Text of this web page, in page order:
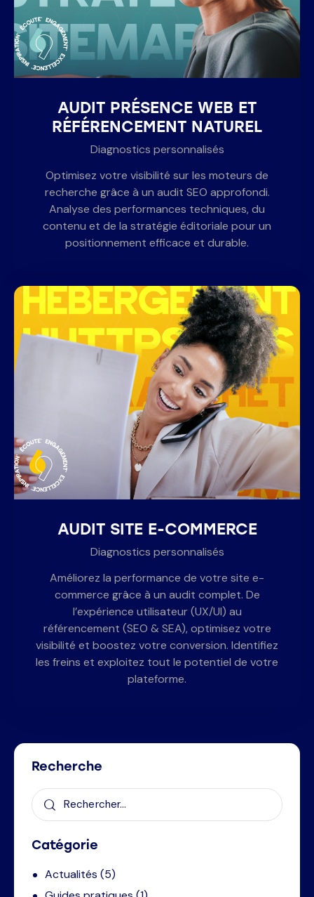
AUDIT PRÉSENCE WEB ET
RÉFÉRENCEMENT NATUREL
Diagnostics personnalisés
Optimisez votre visibilité sur les moteurs de
recherche grâce à un audit SEO approfondi.
Analyse des performances techniques, du
contenu et de la stratégie éditoriale pour un
positionnement efficace et durable.
AUDIT SITE E-COMMERCE
Diagnostics personnalisés
Améliorez la performance de votre site e-
commerce grâce à un audit complet. De
l’expérience utilisateur (UX/UI) au
référencement (SEO & SEA), optimisez votre
visibilité et boostez votre conversion. Identifiez
les freins et exploitez tout le potentiel de votre
plateforme.
Recherche
Catégorie
Actualités (5)